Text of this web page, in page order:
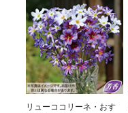
リューココリーネ・おす